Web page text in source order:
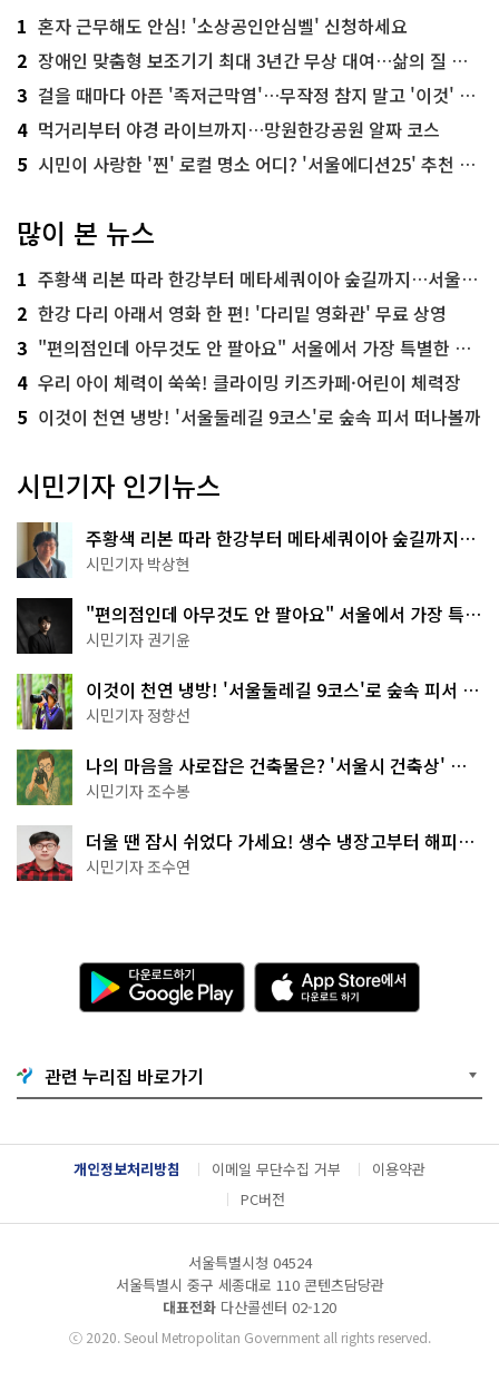
1 혼자 근무해도 안심! '소상공인안심벨' 신청하세요
2 장애인 맞춤형 보조기기 최대 3년간 무상 대여…삶의 질 높인다
3 걸을 때마다 아픈 '족저근막염'…무작정 참지 말고 '이것' 해보세요!
4 먹거리부터 야경 라이브까지…망원한강공원 알짜 코스
5 시민이 사랑한 '찐' 로컬 명소 어디? '서울에디션25' 추천 코스
많이 본 뉴스
1 주황색 리본 따라 한강부터 메타세쿼이아 숲길까지…서울둘레길 15코스
2 한강 다리 아래서 영화 한 편! '다리밑 영화관' 무료 상영
3 "편의점인데 아무것도 안 팔아요" 서울에서 가장 특별한 편의점의 정체
4 우리 아이 체력이 쑥쑥! 클라이밍 키즈카페·어린이 체력장
5 이것이 천연 냉방! '서울둘레길 9코스'로 숲속 피서 떠나볼까
시민기자 인기뉴스
주황색 리본 따라 한강부터 메타세쿼이아 숲길까지…
서울둘레길 15코스
시민기자 박상현
"편의점인데 아무것도 안 팔아요" 서울에서 가장 특별
한 편의점의 정체
시민기자 권기윤
이것이 천연 냉방! '서울둘레길 9코스'로 숲속 피서 떠
나볼까
시민기자 정향선
나의 마음을 사로잡은 건축물은? '서울시 건축상' 수
상작 공개!
시민기자 조수봉
더울 땐 잠시 쉬었다 가세요! 생수 냉장고부터 해피소
·무더위쉼터까지
시민기자 조수연
다
운
로
기
G
o
g
l
e
l
A
p
p
e
서
다
운
드
관련 누리집 바로가기
개인정보처리방침 이메일 무단수집 거부
이용약관
PC버전
서울특별시청 04524
서울특별시 중구 세종대로 110 콘텐츠담당관
대표전화 다산콜센터 02-120
ⓒ2020. Seoul Metropolitan Government all rights reserved.